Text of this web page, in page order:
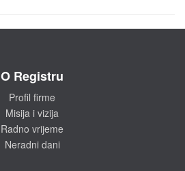
O Registru
Profil firme
Misija i vizija
Radno vrijeme
Neradni dani